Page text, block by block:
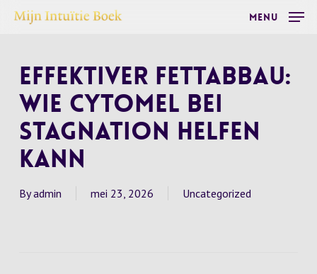
Skip
content
Menu
Effektiver Fettabbau:
Wie Cytomel bei
Stagnation helfen
kann
By admin mei 23, 2026 Uncategorized